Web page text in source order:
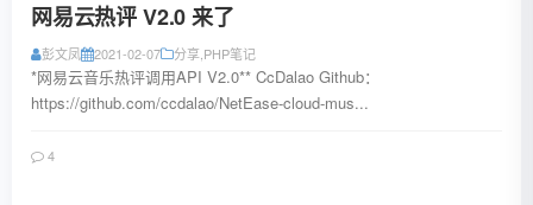
网易云热评 V2.0 来了
彭文凤 2021-02-07 分享 PHP笔记
*网易云音乐热评调用API V2.0** CcDalao Github：
https://github.com/ccdalao/NetEase-cloud-mus...
4